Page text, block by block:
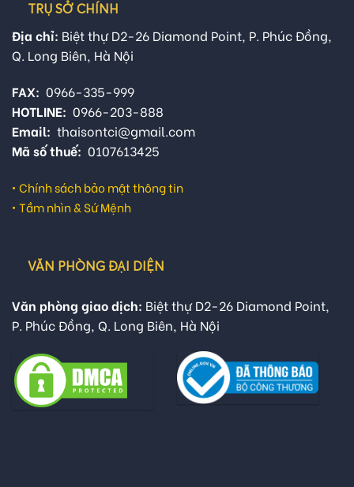
TRỤ SỞ CHÍNH
Địa chỉ: Biệt thự D2-26 Diamond Point, P. Phúc Đồng,
Q. Long Biên, Hà Nội
FAX: 0966-335-999
HOTLINE: 0966-203-888
Email: thaisontci@gmail.com
Mã số thuế: 0107613425
• Chính sách bảo mật thông tin
• Tầm nhìn & Sứ Mệnh
VĂN PHÒNG ĐẠI DIỆN
Văn phòng giao dịch: Biệt thự D2-26 Diamond Point,
P. Phúc Đồng, Q. Long Biên, Hà Nội